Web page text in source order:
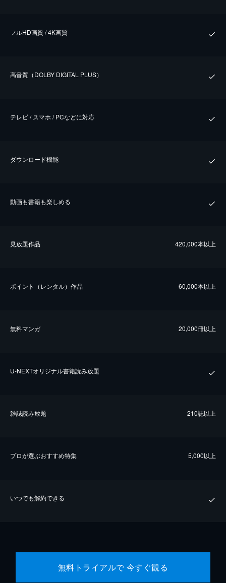
フルHD画質 / 4K画質
⾼⾳質（DOLBY DIGITAL PLUS）
テレビ / スマホ / PCなどに対応
ダウンロード機能
動画も書籍も楽しめる
⾒放題作品 420,000本以上
ポイント（レンタル）作品 60,000本以上
無料マンガ 20,000冊以上
U-NEXTオリジナル書籍読み放題
雑誌読み放題 210誌以上
プロが選ぶおすすめ特集 5,000以上
いつでも解約できる
無料トライアルで 今すぐ観る